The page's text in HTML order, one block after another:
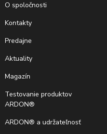
O spoločnosti
Kontakty
Predajne
Aktuality
Magazín
Testovanie produktov
ARDON®
ARDON® a udržateľnosť